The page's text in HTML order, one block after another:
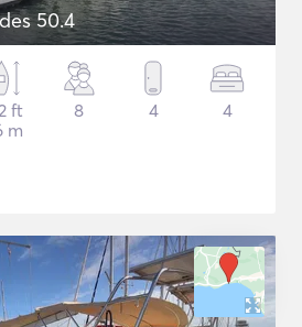
50.4
ft
m
8 4 4